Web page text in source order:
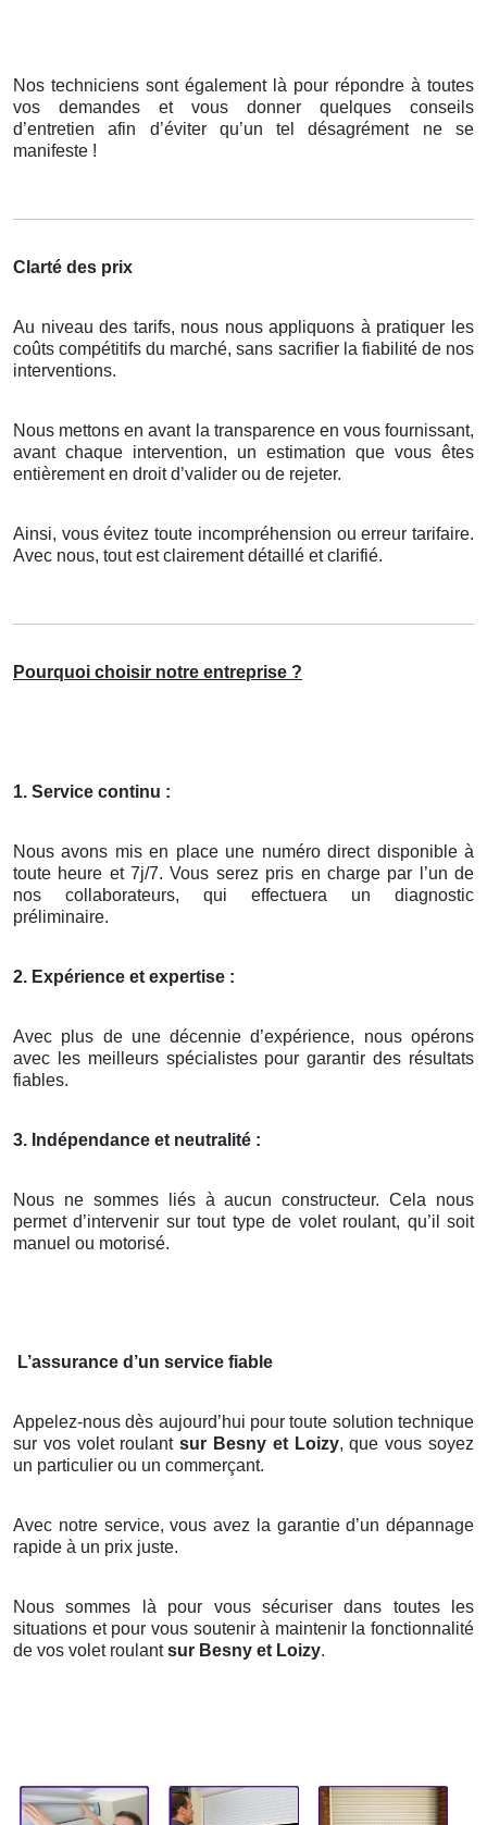
Nos techniciens sont également là pour répondre à toutes
vos demandes et vous donner quelques conseils
d’entretien afin d’éviter qu’un tel désagrément ne se
manifeste !
Clarté des prix
Au niveau des tarifs, nous nous appliquons à pratiquer les
coûts compétitifs du marché, sans sacrifier la fiabilité de nos
interventions.
Nous mettons en avant la transparence en vous fournissant,
avant chaque intervention, un estimation que vous êtes
entièrement en droit d’valider ou de rejeter.
Ainsi, vous évitez toute incompréhension ou erreur tarifaire.
Avec nous, tout est clairement détaillé et clarifié.
Pourquoi choisir notre entreprise ?
1. Service continu :
Nous avons mis en place une numéro direct disponible à
toute heure et 7j/7. Vous serez pris en charge par l’un de
nos collaborateurs, qui effectuera un diagnostic
préliminaire.
2. Expérience et expertise :
Avec plus de une décennie d’expérience, nous opérons
avec les meilleurs spécialistes pour garantir des résultats
fiables.
3. Indépendance et neutralité :
Nous ne sommes liés à aucun constructeur. Cela nous
permet d’intervenir sur tout type de volet roulant, qu’il soit
manuel ou motorisé.
L’assurance d’un service fiable
Appelez-nous dès aujourd’hui pour toute solution technique
sur vos volet roulantsur Besny et Loizy, que vous soyez
un particulier ou un commerçant.
Avec notre service, vous avez la garantie d’un dépannage
rapide à un prix juste.
Nous sommes là pour vous sécuriser dans toutes les
situations et pour vous soutenir à maintenir la fonctionnalité
de vos volet roulantsur Besny et Loizy.